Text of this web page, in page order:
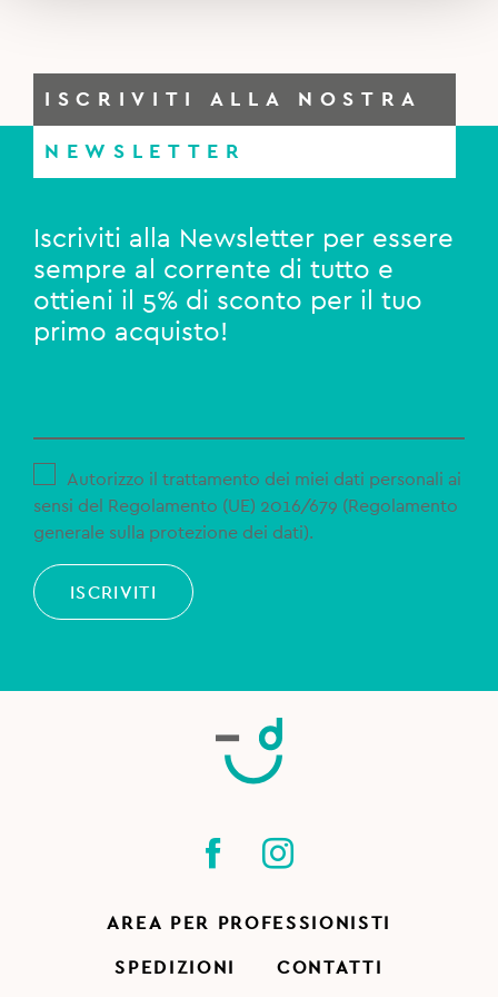
ISCRIVITI ALLA NOSTRA
NEWSLETTER
Iscriviti alla Newsletter per essere
sempre al corrente di tutto e
ottieni il 5% di sconto per il tuo
primo acquisto!
Autorizzo il trattamento dei miei dati personali ai
sensi del Regolamento (UE) 2016/679 (Regolamento
generale sulla protezione dei dati).
ISCRIVITI
AREA PER PROFESSIONISTI
SPEDIZIONI CONTATTI